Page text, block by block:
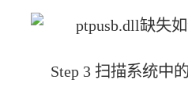
Step 3 扫描系统中